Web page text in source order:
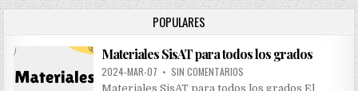
h
o
r
:
POPULARES
Materiales SisAT para todos los grados
2024-MAR-07 • SIN COMENTARIOS
Materiales SisAT para todos los grados El